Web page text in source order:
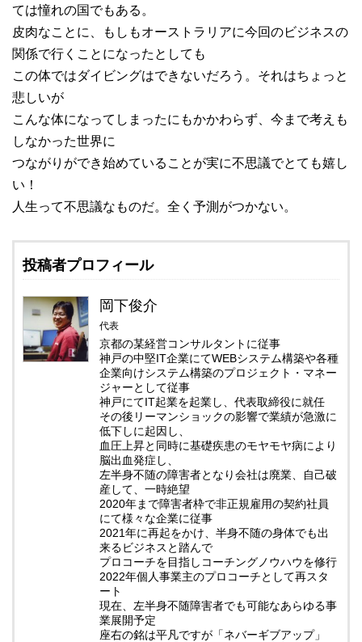
ては憧れの国でもある。
皮肉なことに、もしもオーストラリアに今回のビジネスの
関係で行くことになったとしても
この体ではダイビングはできないだろう。それはちょっと
悲しいが
こんな体になってしまったにもかかわらず、今まで考えも
しなかった世界に
つながりができ始めていることが実に不思議でとても嬉し
い！
人生って不思議なものだ。全く予測がつかない。
投稿者プロフィール
岡下俊介
代表
京都の某経営コンサルタントに従事
神戸の中堅IT企業にてWEBシステム構築や各種
企業向けシステム構築のプロジェクト・マネー
ジャーとして従事
神戸にてIT起業を起業し、代表取締役に就任
その後リーマンショックの影響で業績が急激に
低下しに起因し、
血圧上昇と同時に基礎疾患のモヤモヤ病により
脳出血発症し、
左半身不随の障害者となり会社は廃業、自己破
産して、一時絶望
2020年まで障害者枠で非正規雇用の契約社員
にて様々な企業に従事
2021年に再起をかけ、半身不随の身体でも出
来るビジネスと踏んで
プロコーチを目指しコーチングノウハウを修行
2022年個人事業主のプロコーチとして再スタ
ート
現在、左半身不随障害者でも可能なあらゆる事
業展開予定
座右の銘は平凡ですが「ネバーギブアップ」